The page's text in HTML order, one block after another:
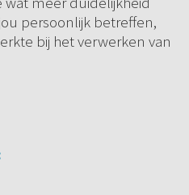
persoonlijk betreffen,
bij het verwerken van